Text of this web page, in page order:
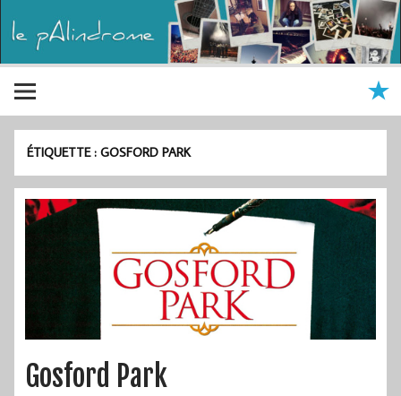
ÉTIQUETTE :GOSFORD PARK
Gosford Park